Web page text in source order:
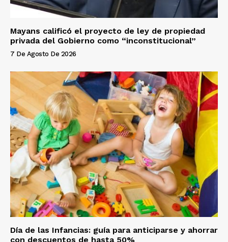
Mayans calificó el proyecto de ley de propiedad
privada del Gobierno como “inconstitucional”
7 De Agosto De 2026
Día de las Infancias: guía para anticiparse y ahorrar
con descuentos de hasta 50%